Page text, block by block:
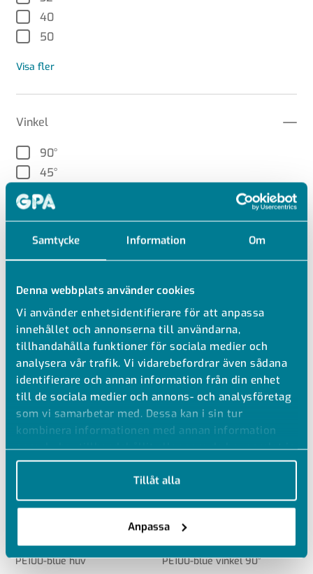
Samtycke Information Om
Denna webbplats använder cookies
Vi använder enhetsidentifierare för att anpassa
innehållet och annonserna till användarna,
tillhandahålla funktioner för sociala medier och
analysera vår trafik. Vi vidarebefordrar även sådana
identifierare och annan information från din enhet
till de sociala medier och annons- och analysföretag
som vi samarbetar med. Dessa kan i sin tur
kombinera informationen med annan information
som du har tillhandahållit eller som de har samlat in
när du har använt deras tjänster.
Tillåt alla
Anpassa
40
50
Visa fler
Vinkel
90°
45°
RENSA
GÅ TILL SEKTION
16produkt(er)
PE100-blue huv PE100-blue vinkel 90°